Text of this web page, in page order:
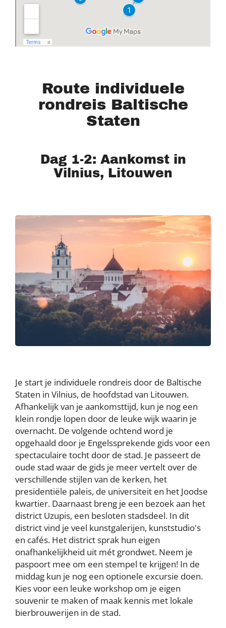
Route individuele
rondreis Baltische
Staten
Dag 1-2: Aankomst in
Vilnius, Litouwen
Je start je individuele rondreis door de Baltische
Staten in Vilnius, de hoofdstad van Litouwen.
Afhankelijk van je aankomsttijd, kun je nog een
klein rondje lopen door de leuke wijk waarin je
overnacht. De volgende ochtend word je
opgehaald door je Engelssprekende gids voor een
spectaculaire tocht door de stad. Je passeert de
oude stad waar de gids je meer vertelt over de
verschillende stijlen van de kerken, het
presidentiële paleis, de universiteit en het Joodse
kwartier. Daarnaast breng je een bezoek aan het
district Uzupis, een besloten stadsdeel. In dit
district vind je veel kunstgalerijen, kunststudio's
en cafés. Het district sprak hun eigen
onafhankelijkheid uit mét grondwet. Neem je
paspoort mee om een stempel te krijgen! In de
middag kun je nog een optionele excursie doen.
Kies voor een leuke workshop om je eigen
souvenir te maken of maak kennis met lokale
bierbrouwerijen in de stad.